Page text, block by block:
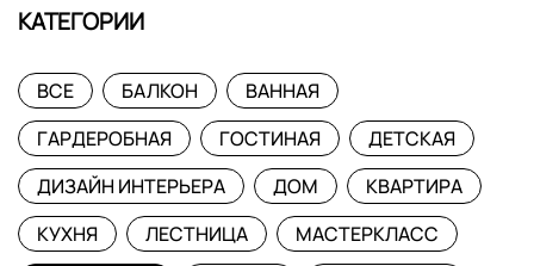
КАТЕГОРИИ
ВСЕ БАЛКОН
ВАННАЯ
ГАРДЕРОБНАЯ
ГОСТИНАЯ
ДЕТСКАЯ
ДИЗАЙН ИНТЕРЬЕРА
ДОМ
КВАРТИРА
КУХНЯ
ЛЕСТНИЦА
МАСТЕРКЛАСС